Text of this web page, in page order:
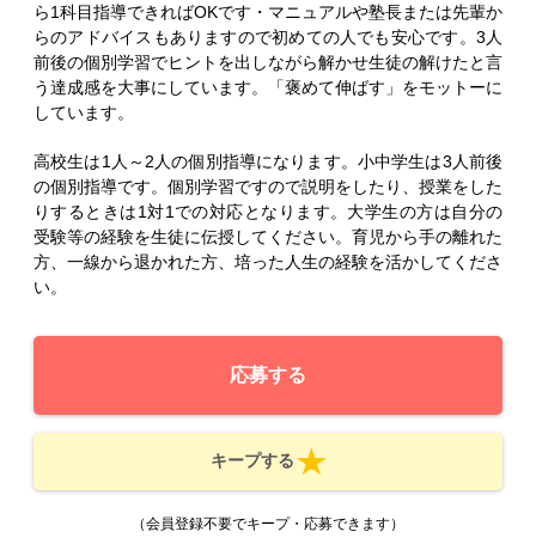
ら1科目指導できればOKです・マニュアルや塾長または先輩か
らのアドバイスもありますので初めての人でも安心です。3人
前後の個別学習でヒントを出しながら解かせ生徒の解けたと言
う達成感を大事にしています。「褒めて伸ばす」をモットーに
しています。
高校生は1人～2人の個別指導になります。小中学生は3人前後
の個別指導です。個別学習ですので説明をしたり、授業をした
りするときは1対1での対応となります。大学生の方は自分の
受験等の経験を生徒に伝授してください。育児から手の離れた
方、一線から退かれた方、培った人生の経験を活かしてくださ
い。
応募する
キープする
（会員登録不要でキープ・応募できます）